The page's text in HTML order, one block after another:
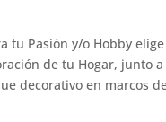
tu Pasión y/o Hobby
de tu Hogar, junto
decorativo en marcos